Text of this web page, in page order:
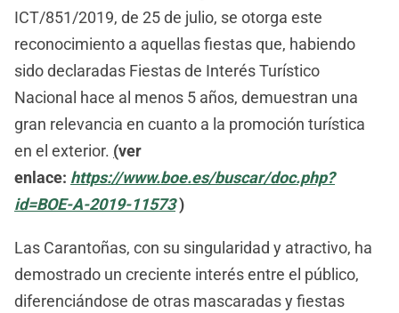
ICT/851/2019, de 25 de julio, se otorga este
reconocimiento a aquellas fiestas que, habiendo
sido declaradas Fiestas de Interés Turístico
Nacional hace al menos 5 años, demuestran una
gran relevancia en cuanto a la promoción turística
en el exterior. (ver
enlace: https://www.boe.es/buscar/doc.php?
id=BOE-A-2019-11573)
Las Carantoñas, con su singularidad y atractivo, ha
demostrado un creciente interés entre el público,
diferenciándose de otras mascaradas y fiestas